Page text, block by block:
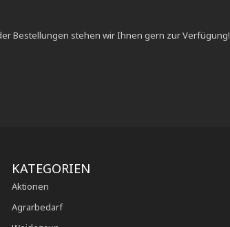
Bestellungen stehen wir Ihnen gern zur Verfügung!
KATEGORIEN
Aktionen
Agrarbedarf